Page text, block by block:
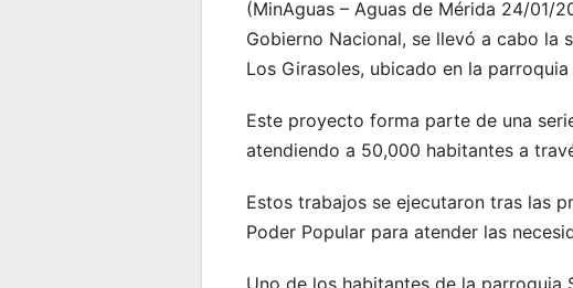
(MinAguas – Aguas de Mérida 24/01/
Gobierno Nacional, se llevó a cabo la
Los Girasoles, ubicado en la
Este proyecto forma parte de una
atendiendo a 50,000 habitantes a
Estos trabajos se ejecutaron tras las
Poder Popular para atender las
Uno de los habitantes de la parroquia